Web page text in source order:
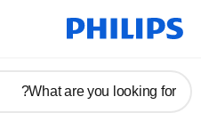
בסמל
What are you looking for?